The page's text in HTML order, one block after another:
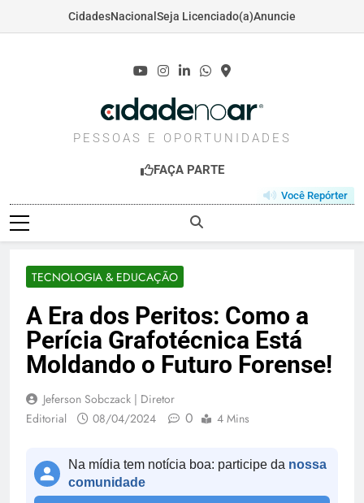
CidadesNacional Seja Licenciado(a)Anuncie
CIDADENOAR.COM
PESSOAS E OPORTUNIDADES
FAÇA PARTE
Você Repórter
TECNOLOGIA & EDUCAÇÃO
A Era dos Peritos: Como a
Perícia Grafotécnica Está
Moldando o Futuro Forense!
Jeferson Sobczack | Diretor
Editorial
08/04/2024 0 4 Mins
Na mídia tem notícia boa: participe da nossa
comunidade